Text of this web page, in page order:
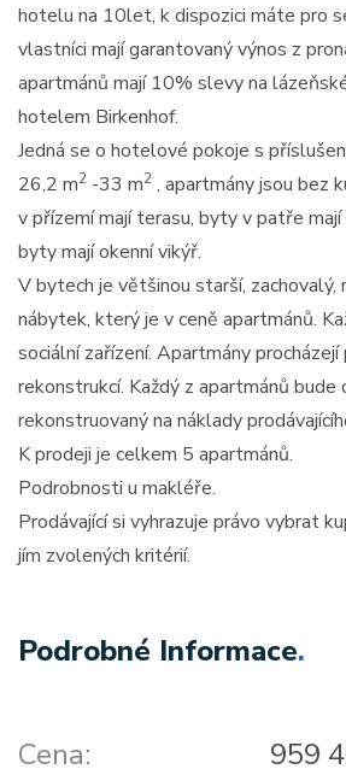
hotelu na 10let, k dispozici máte pro
vlastníci mají garantovaný výnos z
apartmánů mají 10% slevy na
hotelem Birkenhof.
Jedná se o hotelové pokoje s
26,2 m2 -33 m2 , apartmány jsou bez
v přízemí mají terasu, byty v patře
byty mají okenní vikýř.
V bytech je většinou starší, zachovalý,
nábytek, který je v ceně apartmánů.
sociální zařízení. Apartmány
rekonstrukcí. Každý z apartmánů
rekonstruovaný na náklady
K prodeji je celkem 5 apartmánů.
Podrobnosti u makléře.
Prodávající si vyhrazuje právo vybrat
jím zvolených kritérií.
Podrobné Informace.
Cena: 959